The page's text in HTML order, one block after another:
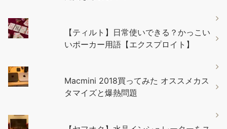
【ティルト】日常使いできる？かっこい
いポーカー用語【エクスプロイト】
Macmini 2018買ってみた オススメカス
タマイズと爆熱問題